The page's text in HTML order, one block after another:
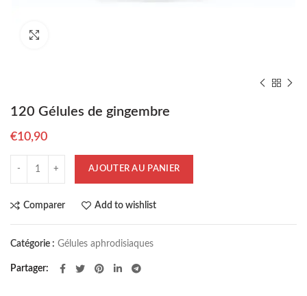
120 Gélules de gingembre
€10,90
AJOUTER AU PANIER
Comparer Add to wishlist
Catégorie : Gélules aphrodisiaques
Partager